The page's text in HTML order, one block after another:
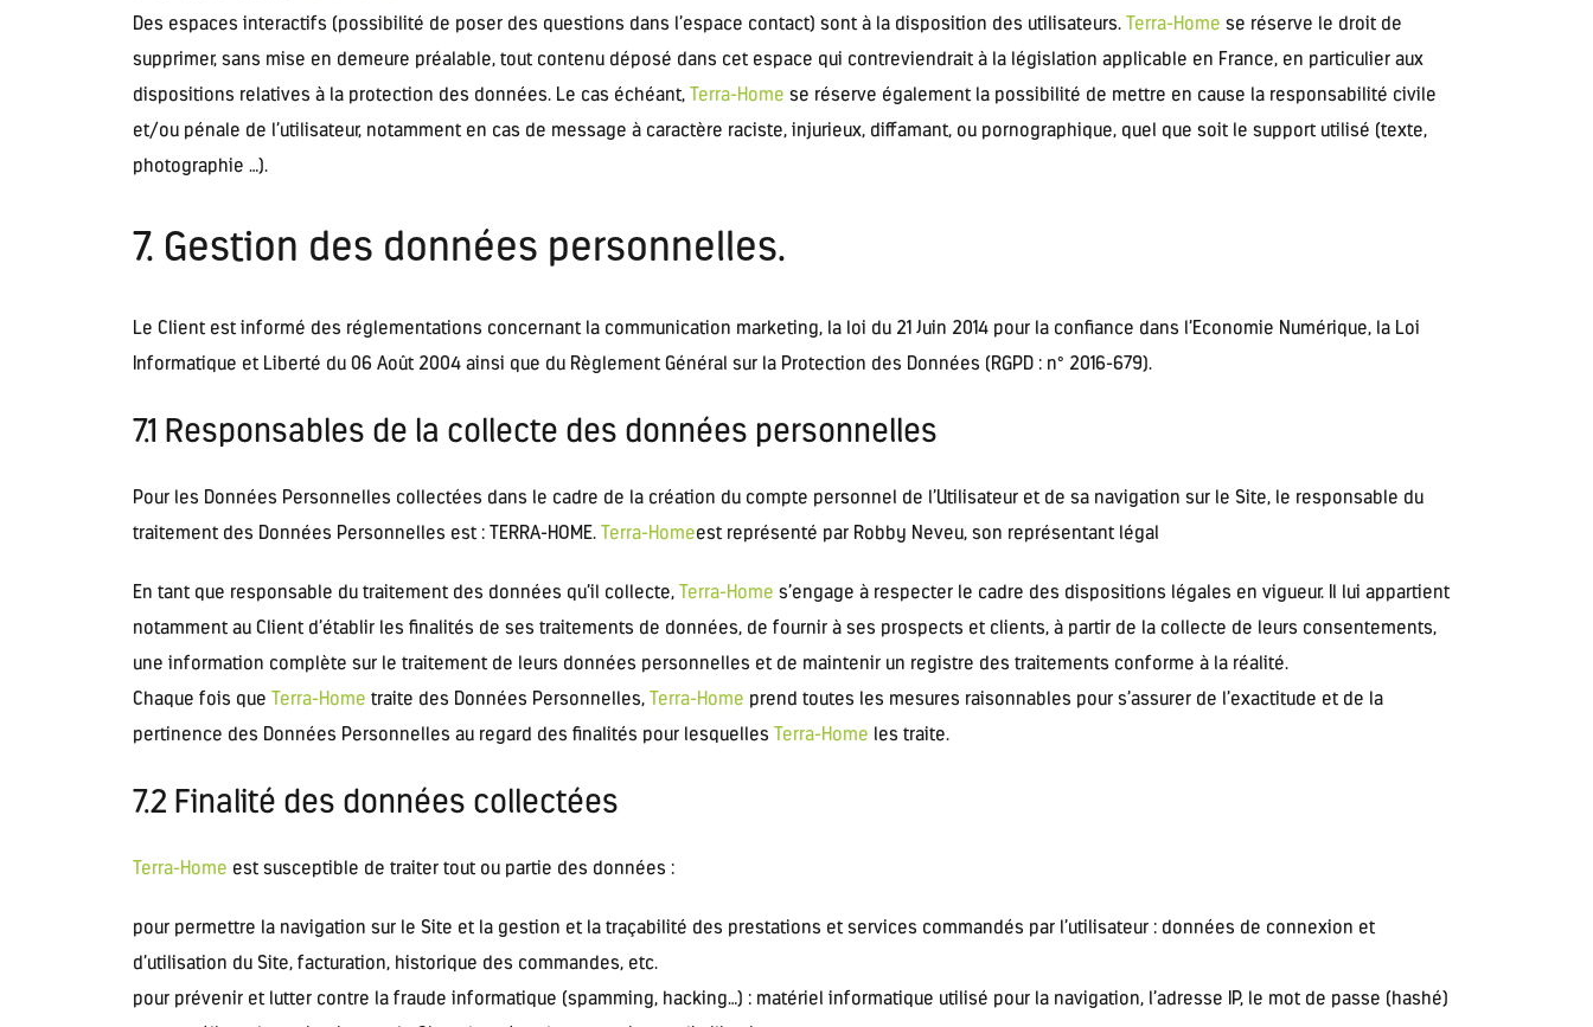
Des espaces interactifs (possibilité de poser des questions dans l’espace contact) sont à la disposition des utilisateurs. Terra-Home se réserve le droit de
supprimer, sans mise en demeure préalable, tout contenu déposé dans cet espace qui contreviendrait à la législation applicable en France, en particulier aux
dispositions relatives à la protection des données. Le cas échéant, Terra-Home se réserve également la possibilité de mettre en cause la responsabilité civile
et/ou pénale de l’utilisateur, notamment en cas de message à caractère raciste, injurieux, diffamant, ou pornographique, quel que soit le support utilisé (texte,
photographie …).
7. Gestion des données personnelles.
Le Client est informé des réglementations concernant la communication marketing, la loi du 21 Juin 2014 pour la confiance dans l’Economie Numérique, la Loi
Informatique et Liberté du 06 Août 2004 ainsi que du Règlement Général sur la Protection des Données (RGPD : n° 2016-679).
7.1 Responsables de la collecte des données personnelles
Pour les Données Personnelles collectées dans le cadre de la création du compte personnel de l’Utilisateur et de sa navigation sur le Site, le responsable du
traitement des Données Personnelles est : TERRA-HOME. Terra-Homeest représenté par Robby Neveu, son représentant légal
En tant que responsable du traitement des données qu’il collecte, Terra-Home s’engage à respecter le cadre des dispositions légales en vigueur. Il lui appartient
notamment au Client d’établir les finalités de ses traitements de données, de fournir à ses prospects et clients, à partir de la collecte de leurs consentements,
une information complète sur le traitement de leurs données personnelles et de maintenir un registre des traitements conforme à la réalité.
Chaque fois que Terra-Home traite des Données Personnelles, Terra-Home prend toutes les mesures raisonnables pour s’assurer de l’exactitude et de la
pertinence des Données Personnelles au regard des finalités pour lesquelles Terra-Home les traite.
7.2 Finalité des données collectées
Terra-Home est susceptible de traiter tout ou partie des données :
pour permettre la navigation sur le Site et la gestion et la traçabilité des prestations et services commandés par l’utilisateur : données de connexion et
d’utilisation du Site, facturation, historique des commandes, etc.
pour prévenir et lutter contre la fraude informatique (spamming, hacking…) : matériel informatique utilisé pour la navigation, l’adresse IP, le mot de passe (hashé)